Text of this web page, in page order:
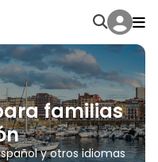
familias
y otros idiomas